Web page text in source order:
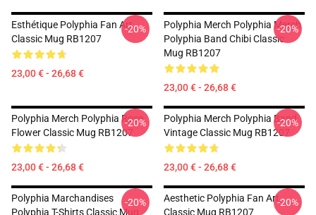
Esthétique Polyphia Fan Art
Classic Mug RB1207
23,00 € - 26,68 €
-20%
Polyphia Merch Polyphia Merch
Polyphia Band Chibi Classic
Mug RB1207
23,00 € - 26,68 €
-20%
Polyphia Merch Polyphia Rose
Flower Classic Mug RB1207
23,00 € - 26,68 €
-20%
Polyphia Merch Polyphia Band
Vintage Classic Mug RB1207
23,00 € - 26,68 €
-20%
Polyphia Marchandises
Polyphia T-Shirts Classic Mug
-20%
Aesthetic Polyphia Fan Art
Classic Mug RB1207
-20%